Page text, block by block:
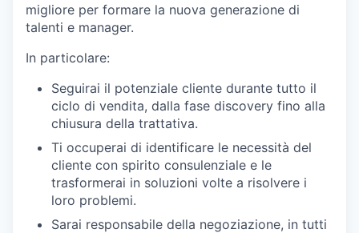
migliore per formare la nuova generazione di
talenti e manager.
In particolare:
Seguirai il potenziale cliente durante tutto il
ciclo di vendita, dalla fase discovery fino alla
chiusura della trattativa.
Ti occuperai di identificare le necessità del
cliente con spirito consulenziale e le
trasformerai in soluzioni volte a risolvere i
loro problemi.
Sarai responsabile della negoziazione, in tutti